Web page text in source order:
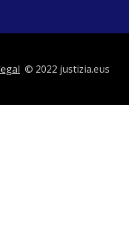
© 2022 justizia.eus